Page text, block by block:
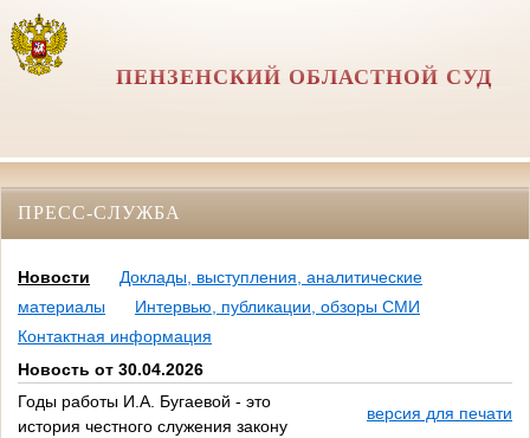
ПЕНЗЕНСКИЙ ОБЛАСТНОЙ СУД
ПРЕСС-СЛУЖБА
Новости
Доклады, выступления, аналитические
материалы
Интервью, публикации, обзоры СМИ
Контактная информация
Новость от 30.04.2026
Годы работы И.А. Бугаевой - это
история честного служения закону
версия для печати